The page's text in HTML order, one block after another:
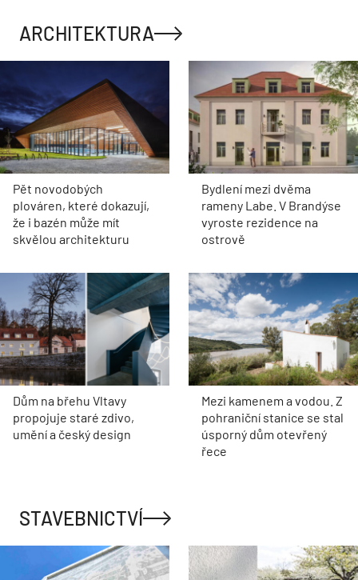
ARCHITEKTURA
Pět novodobých
plováren, které dokazují,
že i bazén může mít
skvělou architekturu
Bydlení mezi dvěma
rameny Labe. V Brandýse
vyroste rezidence na
ostrově
Dům na břehu Vltavy
propojuje staré zdivo,
umění a český design
Mezi kamenem a vodou. Z
pohraniční stanice se stal
úsporný dům otevřený
řece
STAVEBNICTVÍ